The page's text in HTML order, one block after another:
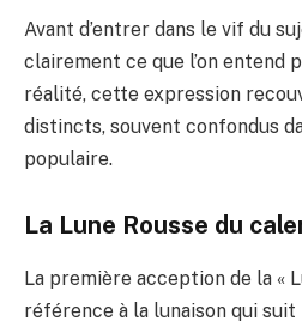
Avant d’entrer dans le vif du
clairement ce que l’on entend
réalité, cette expression
distincts, souvent confondus
populaire.
La Lune Rousse du
La première acception de la «
référence à la lunaison qui suit